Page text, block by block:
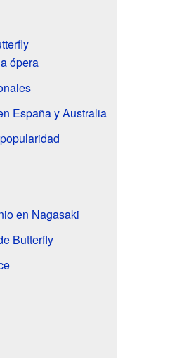
ópera
España y Australia
en Nagasaki
Butterfly